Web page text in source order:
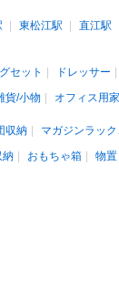
東松江駅 直江駅
セット ドレッサー
貨/小物 オフィス用
収納 マガジンラッ
納 おもちゃ箱 物置